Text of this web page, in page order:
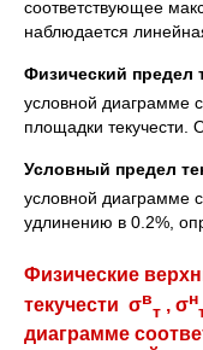
соответствующее
наблюдается
Физичеcкий предел
условной диаграмме
площадки текучести.
Условный предел
условной диаграмме
удлинению в 0.2%,
Физические
текучести σв
т , σн
диаграмме